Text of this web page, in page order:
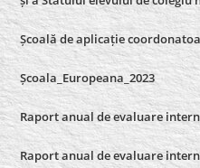
Școală de aplicație
Școala_Europeana_2023
Raport anual de evaluare
Raport anual de evaluare